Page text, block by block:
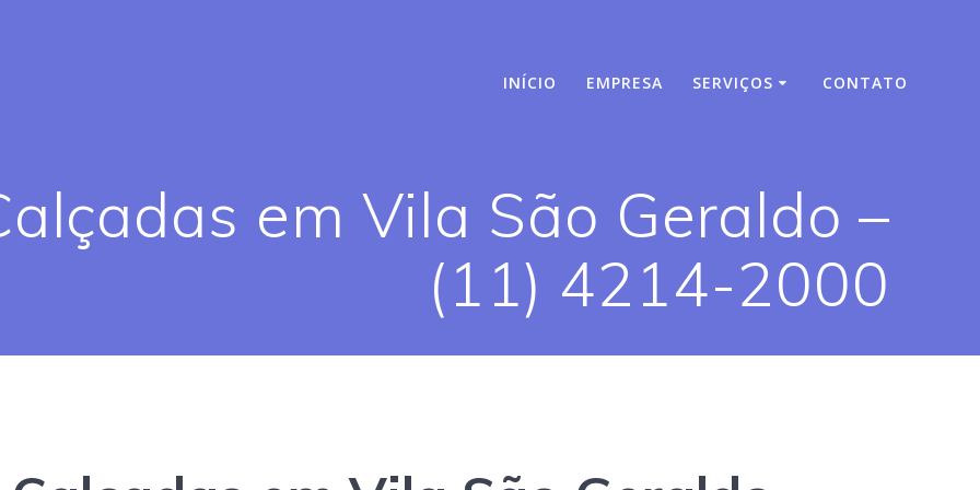
INÍCIO EMPRESA SERVIÇOS CONTATO
em Vila São Geraldo –
(11) 4214-2000